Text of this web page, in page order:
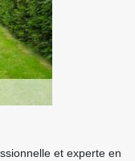
et experte en